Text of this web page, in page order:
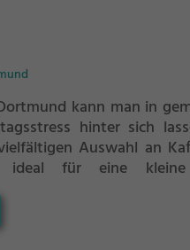
kann man in
hinter sich
Auswahl an
ideal für eine kleine
für den großen
Café bietet ein
Abends kann man